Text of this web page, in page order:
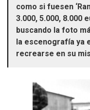
como si fuesen
3.000, 5.000, 8.000
buscando la foto
la escenografía ya
recrearse en su